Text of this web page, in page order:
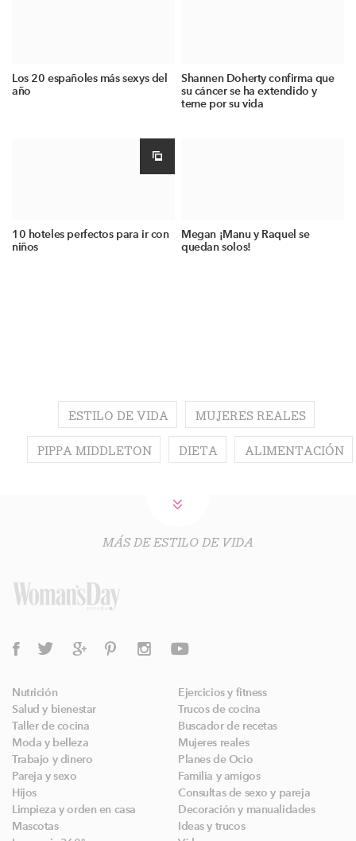
Los 20 españoles más sexys del
año
Shannen Doherty confirma que
su cáncer se ha extendido y
teme por su vida
10 hoteles perfectos para ir con
niños
Megan ¡Manu y Raquel se
quedan solos!
ESTILO DE VIDA MUJERES REALES
PIPPA MIDDLETON DIETA ALIMENTACIÓN
MÁS DE ESTILO DE VIDA
Nutrición
Ejercicios y fitness
Salud y bienestar
Trucos de cocina
Taller de cocina
Buscador de recetas
Moda y belleza
Mujeres reales
Trabajo y dinero
Planes de Ocio
Pareja y sexo
Familia y amigos
Hijos
Consultas de sexo y pareja
Limpieza y orden en casa
Decoración y manualidades
Mascotas
Ideas y trucos